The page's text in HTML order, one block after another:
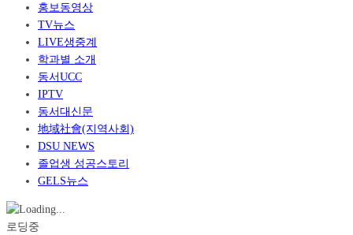
홍보동영상
TV뉴스
LIVE생중계
학과별 소개
동서UCC
IPTV
동서대신문
地域社會(지역사회)
DSU NEWS
졸업생 성공스토리
GELS뉴스
로딩중